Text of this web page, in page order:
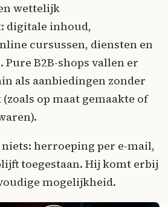
wettelijk
digitale inhoud,
cursussen, diensten en
B2B-shops vallen er
als aanbiedingen zonder
op maat gemaakte of
herroeping per e-mail,
toegestaan. Hij komt erbij
mogelijkheid.